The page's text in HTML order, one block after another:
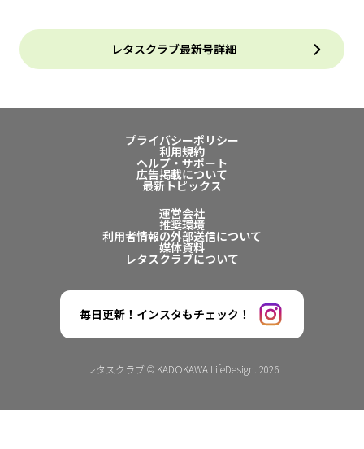
レタスクラブ最新号詳細
プライバシーポリシー
利用規約
ヘルプ・サポート
広告掲載について
最新トピックス
運営会社
推奨環境
利用者情報の外部送信について
媒体資料
レタスクラブについて
毎日更新！インスタもチェック！
レタスクラブ © KADOKAWA LifeDesign. 2026